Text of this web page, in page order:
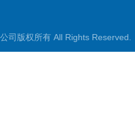
公司版权所有 All Rights